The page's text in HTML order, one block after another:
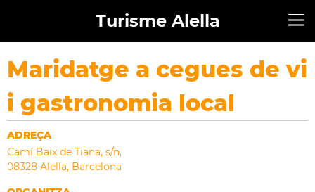
Turisme Alella
Maridatge a cegues de vi
i gastronomia local
ADREÇA
Camí Baix de Tiana, s/n,
08328 Alella, Barcelona